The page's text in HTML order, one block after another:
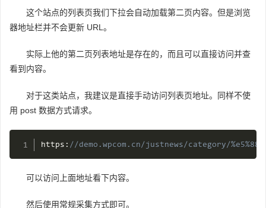
这个站点的列表页我们下拉会自动加载第二页内容。但是浏览
器地址栏并不会更新 URL。
实际上他的第二页列表地址是存在的，而且可以直接访问并查
看到内容。
对于这类站点，我建议是直接手动访问列表页地址。同样不使
用 post 数据方式请求。
https : //demo.wpcom.cn/justnews/category/
可以访问上面地址看下内容。
然后使用常规采集方式即可。